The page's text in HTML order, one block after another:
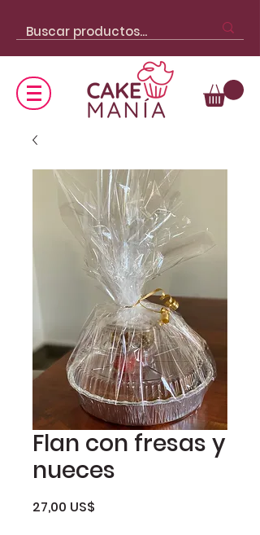
Flan con fresas y
nueces
27,00 US$